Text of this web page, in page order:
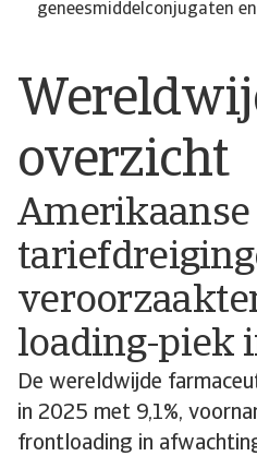
overzicht
Amerikaanse
loading-piek
De wereldwijde
in 2025 met 9,1%,
frontloading in
geneesmiddelconjugaten